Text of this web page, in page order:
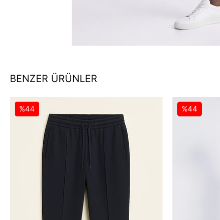
BENZER ÜRÜNLER
%44 %44